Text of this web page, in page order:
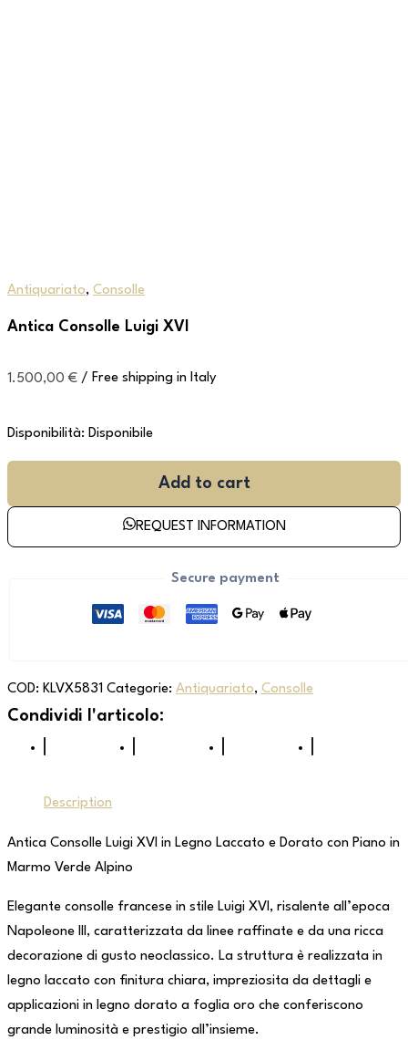
Antiquariato, Consolle
Antica Consolle Luigi XVI
1.500,00 € / Free shipping in Italy
Disponibilità: Disponibile
Add to cart
REQUEST INFORMATION
Secure payment
COD: KLVX5831 Categorie: Antiquariato, Consolle
Description
Antica Consolle Luigi XVI in Legno Laccato e Dorato con Piano in
Marmo Verde Alpino
Elegante consolle francese in stile Luigi XVI, risalente all’epoca
Napoleone III, caratterizzata da linee raffinate e da una ricca
decorazione di gusto neoclassico. La struttura è realizzata in
legno laccato con finitura chiara, impreziosita da dettagli e
applicazioni in legno dorato a foglia oro che conferiscono
grande luminosità e prestigio all’insieme.